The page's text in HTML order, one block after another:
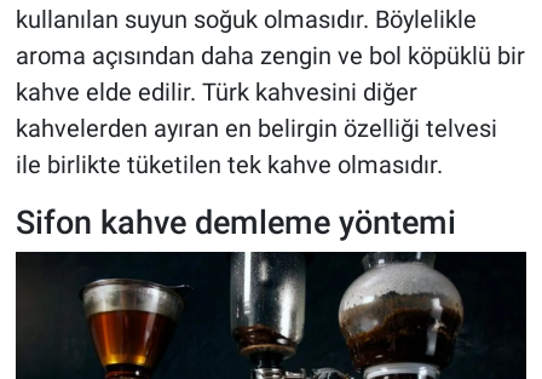
kullanılan suyun soğuk olmasıdır. Böylelikle
aroma açısından daha zengin ve bol köpüklü bir
kahve elde edilir. Türk kahvesini diğer
kahvelerden ayıran en belirgin özelliği telvesi
ile birlikte tüketilen tek kahve olmasıdır.
Sifon kahve demleme yöntemi